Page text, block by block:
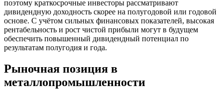
поэтому краткосрочные инвесторы рассматривают
дивидендную доходность скорее на полугодовой или годовой
основе. С учётом сильных финансовых показателей, высокая
рентабельность и рост чистой прибыли могут в будущем
обеспечить повышенный дивидендный потенциал по
результатам полугодия и года.
Рыночная позиция в
металлопромышленности